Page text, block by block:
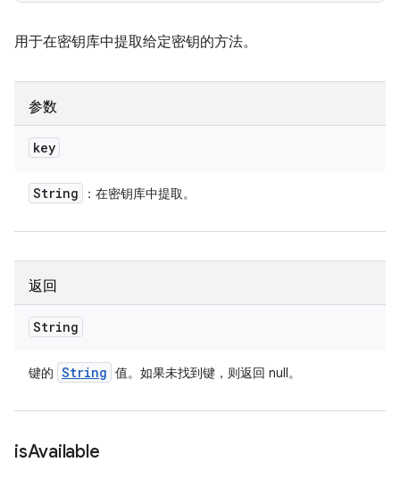
用于在密钥库中提取给定密钥的方法。
参数
key
String ：在密钥库中提取。
返回
String
键的 String 值。如果未找到键，则返回 null。
isAvailable